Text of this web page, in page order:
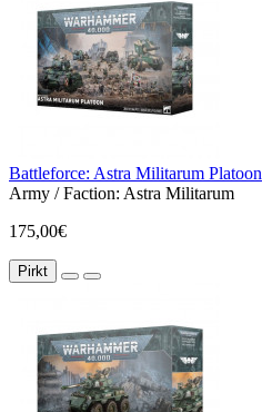
Battleforce: Astra Militarum Platoon
Army / Faction: Astra Militarum
175,00€
Pirkt